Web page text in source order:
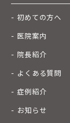
初めての方へ
医院案内
院長紹介
よくある質問
症例紹介
お知らせ